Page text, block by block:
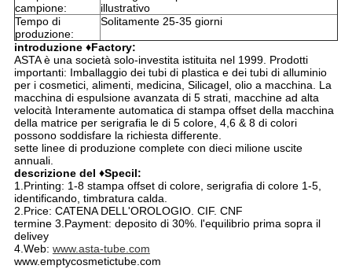
campione:
illustrativo
Tempo di
produzione:
Solitamente 25-35 giorni
introduzione ♦Factory:
ASTA è una società solo-investita istituita nel 1999. Prodotti
importanti: Imballaggio dei tubi di plastica e dei tubi di alluminio
per i cosmetici, alimenti, medicina, Silicagel, olio a macchina. La
macchina di espulsione avanzata di 5 strati, macchine ad alta
velocità Interamente automatica di stampa offset della macchina
della matrice per serigrafia le di 5 colore, 4,6 & 8 di colori
possono soddisfare la richiesta differente.
sette linee di produzione complete con dieci milione uscite
annuali.
descrizione del ♦Specil:
1.Printing: 1-8 stampa offset di colore, serigrafia di colore 1-5,
identificando, timbratura calda.
2.Price: CATENA DELL'OROLOGIO. CIF. CNF
termine 3.Payment: deposito di 30%. l'equilibrio prima sopra il
delivey
4.Web: www.asta-tube.com
www.emptycosmetictube.com